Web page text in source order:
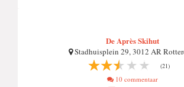
De Après Skihut
Stadhuisplein 29, 3012 AR
(21)
10 commentaar